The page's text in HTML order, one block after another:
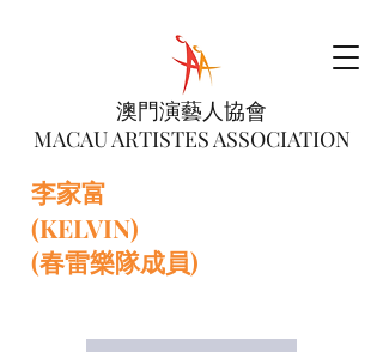
澳門演藝人協會
MACAU ARTISTES ASSOCIATION
李家富
(KELVIN)
(春雷樂隊成員)